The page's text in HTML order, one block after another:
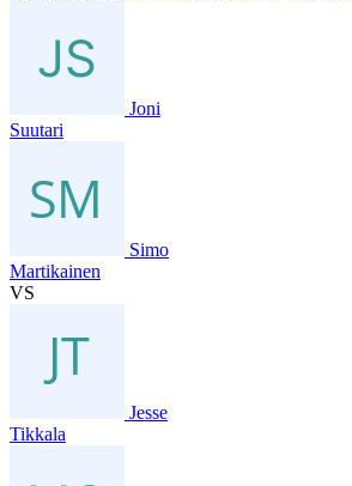
Joni
Suutari
Simo
Martikainen
VS
Jesse
Tikkala